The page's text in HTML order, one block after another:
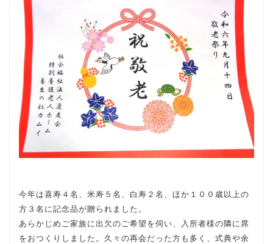
今年は喜寿４名、米寿５名、白寿２名、ほか１００歳以上の
方３名に記念品が贈られました。
あらかじめご家族に出欠のご希望を伺い、入所者様の隣に席
をおつくりしました。久々の再会だった方も多く、式典や余